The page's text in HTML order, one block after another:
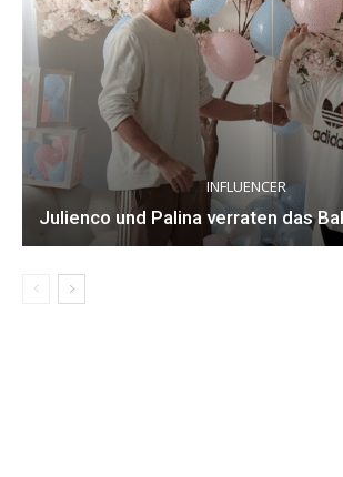
INFLUENCER
Julienco und Palina verraten das